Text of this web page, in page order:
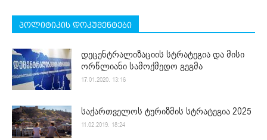
პოლიტიკის დოკუმენტები
დეცენტრალიზაციის სტრატეგია და მისი
ორწლიანი სამოქმედო გეგმა
17.01.2020. 13:16
საქართველოს ტურიზმის სტრატეგია 2025
11.02.2019. 18:24